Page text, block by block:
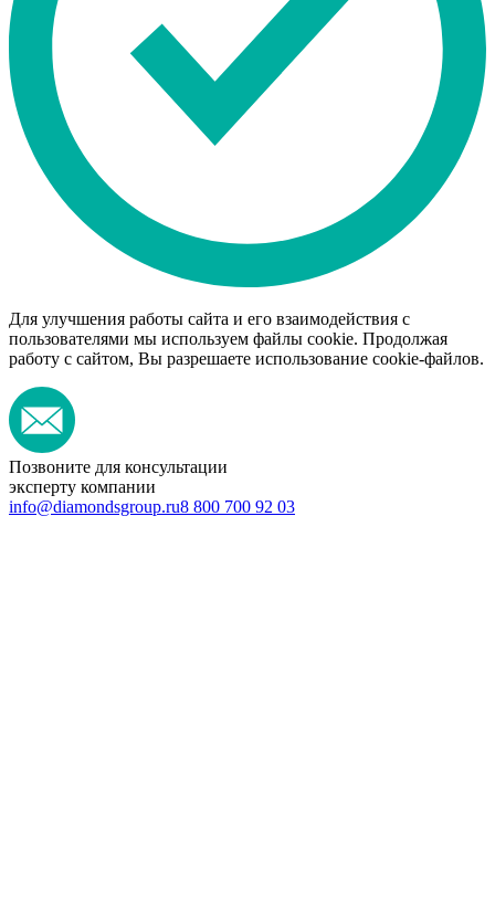
Для улучшения работы сайта и его взаимодействия с
пользователями мы используем файлы cookie. Продолжая
работу с сайтом, Вы разрешаете использование cookie-файлов.
Позвоните для консультации
эксперту компании
info@diamondsgroup.ru8 800 700 92 03